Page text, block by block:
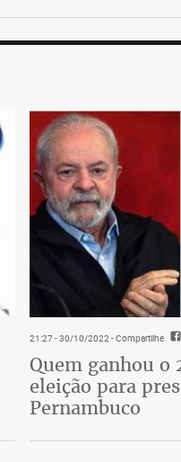
21:27 - 30/10/2022- Compartilhe
Quem ganhou o
eleição para
Pernambuco